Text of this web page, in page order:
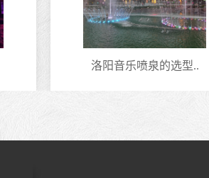
洛阳音乐喷泉的选型..